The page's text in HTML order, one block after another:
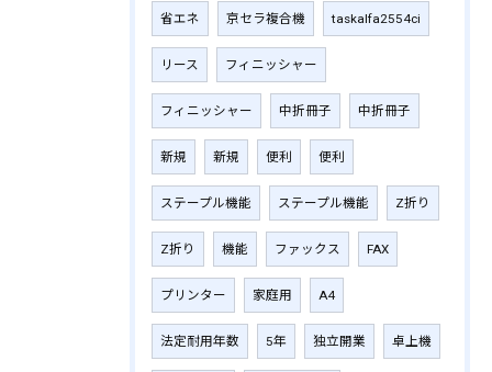
省エネ 京セラ複合機 taskalfa2554ci
リース フィニッシャー
フィニッシャー 中折冊子 中折冊子
新規 新規 便利 便利
ステープル機能 ステープル機能 Z折り
Z折り 機能 ファックス FAX
プリンター 家庭用 A4
法定耐用年数 5年 独立開業 卓上機